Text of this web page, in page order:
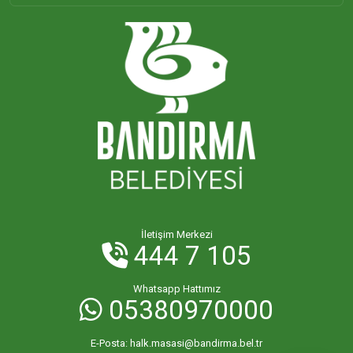
ORHANİYE MAHALLESİ
ÖMERLİ MAHALLESİ
PAŞAKENT MAHALLESİ
PAŞAMESCİT MAHALLESİ
SUNULLAH MAHALLESİ
ŞİRİNÇAVUŞ MAHALLESİ
İletişim Merkezi
444 7 105
Whatsapp Hattımız
05380970000
E-Posta: halk.masasi@bandirma.bel.tr